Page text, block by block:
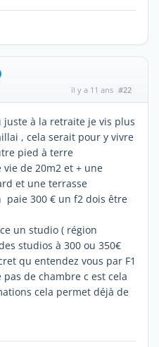
il y a 11 ans #22
à la retraite je vis plus
, cela serait pour y vivre
pied à terre
de 20m2 et + une
et une terrasse
paie 300 € un f2 dois être
un studio ( région
studios à 300 ou 350€
qu entendez vous par F1
de chambre c est cela
cela permet déjà de